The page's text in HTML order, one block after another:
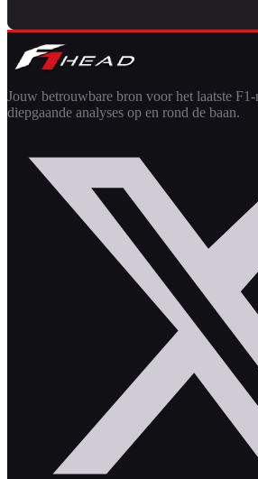
Jouw betrouwbare bron voor het laatste
diepgaande analyses op en rond de baan.